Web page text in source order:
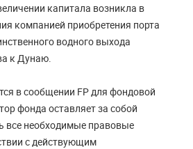
капитала возникла в
компанией приобретения порта
водного выхода
к Дунаю.
в сообщении FP для фондовой
фонда оставляет за собой
все необходимые правовые
с действующим